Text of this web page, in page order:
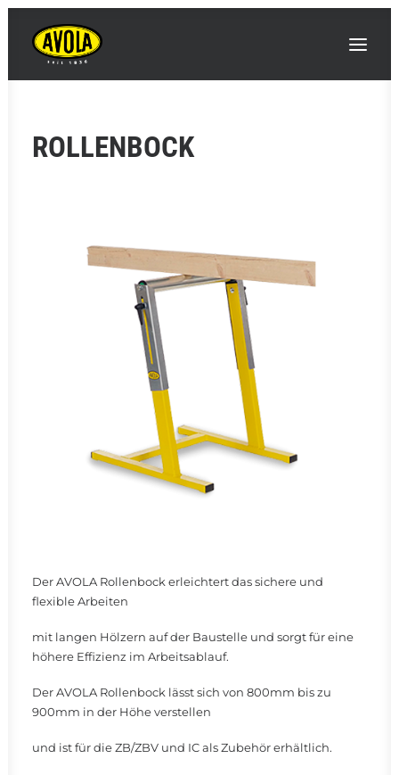
ROLLENBOCK
Der AVOLA Rollenbock erleichtert das sichere und
flexible Arbeiten
mit langen Hölzern auf der Baustelle und sorgt für eine
höhere Effizienz im Arbeitsablauf.
Der AVOLA Rollenbock lässt sich von 800mm bis zu
900mm in der Höhe verstellen
und ist für die ZB/ZBV und IC als Zubehör erhältlich.